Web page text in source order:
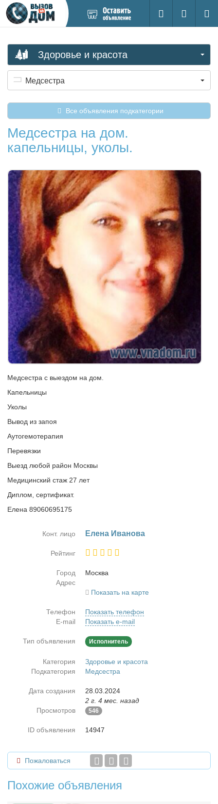
новое
Поиск
Вход на
Здоровье и красота
Медсестра
Все объявления подкатегории
Медсестра на дом.
капельницы, уколы.
Медсестра с выездом на дом.
Капельницы
Уколы
Вывод из запоя
Аутогемотерапия
Перевязки
Выезд любой район Москвы
Медицинский стаж 27 лет
Диплом, сертификат.
Елена 89060695175
Конт. лицо Еле­на Ива­но­ва
Рейтинг
Город
Москва
Адрес
Показать на карте
Телефон
Показать телефон
E-mail
Показать e-mail
Тип объявления Исполнитель
Категория
Здоровье и красота
Подкатегория
Медсестра
Дата создания
28.03.2024
2 г. 4 мес. назад
Просмотров
546
ID объявления 14947
Пожаловаться
Похожие объявления